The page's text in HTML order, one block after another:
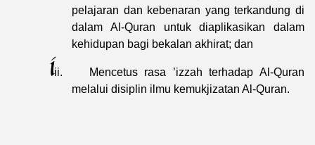
pelajaran dan kebenaran yang terkandung di
dalam Al-Quran untuk diaplikasikan dalam
kehidupan bagi bekalan akhirat; dan
iii.
Mencetus rasa ’izzah terhadap Al-Quran
melalui disiplin ilmu kemukjizatan Al-Quran.